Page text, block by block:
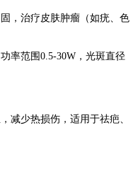
，治疗皮肤肿瘤（如疣、色
率范围0.5-30W，光斑直径
减少热损伤，适用于祛疤、